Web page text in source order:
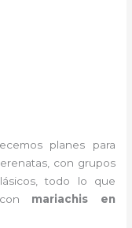
planes para
con grupos
todo lo que
mariachis en